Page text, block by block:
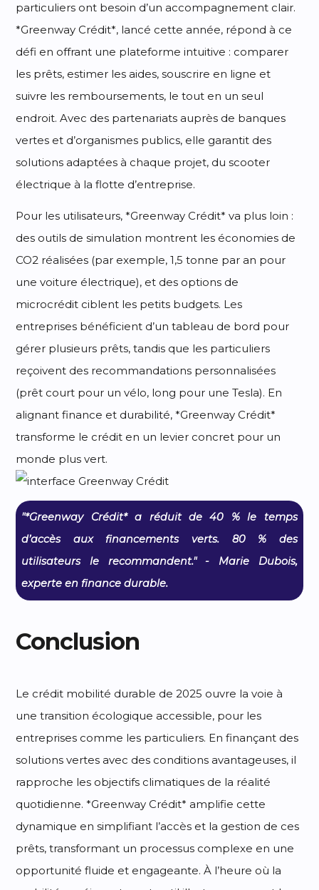
particuliers ont besoin d’un accompagnement clair.
*Greenway Crédit*, lancé cette année, répond à ce
défi en offrant une plateforme intuitive : comparer
les prêts, estimer les aides, souscrire en ligne et
suivre les remboursements, le tout en un seul
endroit. Avec des partenariats auprès de banques
vertes et d’organismes publics, elle garantit des
solutions adaptées à chaque projet, du scooter
électrique à la flotte d’entreprise.
Pour les utilisateurs, *Greenway Crédit* va plus loin :
des outils de simulation montrent les économies de
CO2 réalisées (par exemple, 1,5 tonne par an pour
une voiture électrique), et des options de
microcrédit ciblent les petits budgets. Les
entreprises bénéficient d’un tableau de bord pour
gérer plusieurs prêts, tandis que les particuliers
reçoivent des recommandations personnalisées
(prêt court pour un vélo, long pour une Tesla). En
alignant finance et durabilité, *Greenway Crédit*
transforme le crédit en un levier concret pour un
monde plus vert.
"*Greenway Crédit* a réduit de 40 % le temps
d’accès aux financements verts. 80 % des
utilisateurs le recommandent." - Marie Dubois,
experte en finance durable.
Conclusion
Le crédit mobilité durable de 2025 ouvre la voie à
une transition écologique accessible, pour les
entreprises comme les particuliers. En finançant des
solutions vertes avec des conditions avantageuses, il
rapproche les objectifs climatiques de la réalité
quotidienne. *Greenway Crédit* amplifie cette
dynamique en simplifiant l’accès et la gestion de ces
prêts, transformant un processus complexe en une
opportunité fluide et engageante. À l’heure où la